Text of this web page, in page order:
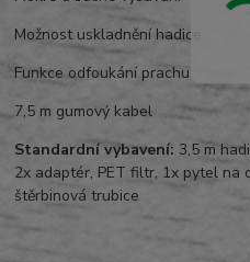
Možnost uskladnění hadice
Funkce odfoukání prachu
7,5 m gumový kabel
Standardní vybavení: 3,5 m
2x adaptér, PET filtr, 1x pytel na
štěrbinová trubice